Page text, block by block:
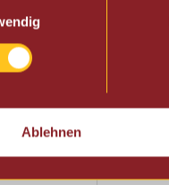
Ablehnen